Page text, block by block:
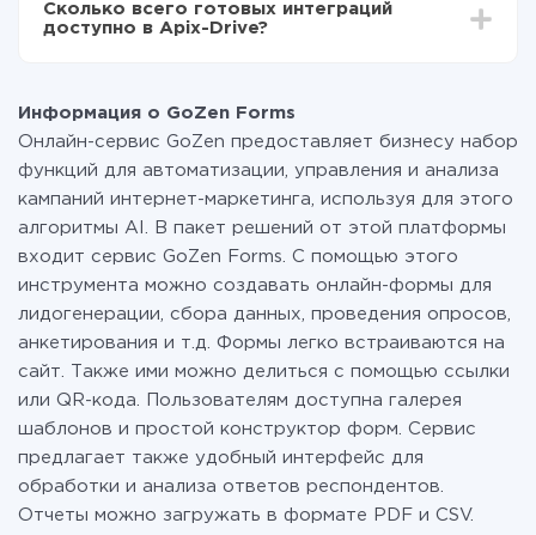
функционал. Вы оплачиваете только количество
данных, которые по факту передаются из одной
перейти на платный, при необходимости. Подробнее
отарифах.
Сколько всего готовых интеграций
доступно в Apix-Drive?
Информация о GoZen Forms
Онлайн-сервис GoZen предоставляет бизнесу набор
функций для автоматизации, управления и анализа
кампаний интернет-маркетинга, используя для этого
алгоритмы AI. В пакет решений от этой платформы
входит сервис GoZen Forms. С помощью этого
инструмента можно создавать онлайн-формы для
лидогенерации, сбора данных, проведения опросов,
анкетирования и т.д. Формы легко встраиваются на
сайт. Также ими можно делиться с помощью ссылки
или QR-кода. Пользователям доступна галерея
шаблонов и простой конструктор форм. Сервис
предлагает также удобный интерфейс для
обработки и анализа ответов респондентов.
Отчеты можно загружать в формате PDF и CSV.